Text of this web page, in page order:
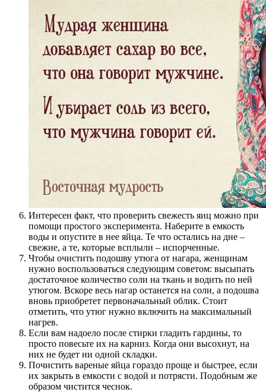
Интересен факт, что проверить свежесть яиц можно при
помощи простого эксперимента. Наберите в емкость
воды и опустите в нее яйца. Те что остались на дне –
свежие, а те, которые всплыли – испорченные.
Чтобы очистить подошву утюга от нагара, женщинам
нужно воспользоваться следующим советом: высыпать
достаточное количество соли на ткань и водить по ней
утюгом. Вскоре весь нагар останется на соли, а подошва
вновь приобретет первоначальный облик. Стоит
отметить, что утюг нужно включить на максимальный
нагрев.
Если вам надоело после стирки гладить гардины, то
просто повесьте их на карниз. Когда они высохнут, на
них не будет ни одной складки.
Почистить вареные яйца гораздо проще и быстрее, если
их закрыть в емкости с водой и потрясти. Подобным же
образом чистится чеснок.